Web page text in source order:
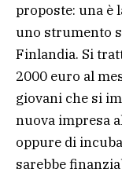
proposte: una è
uno strumento
Finlandia. Si
2000 euro al
giovani che si
nuova impresa
oppure di
sarebbe